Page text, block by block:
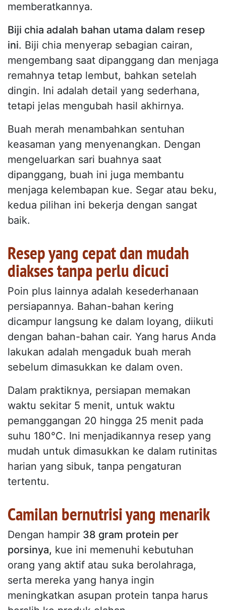
memberatkannya.
Biji chia adalah bahan utama dalam resep
ini. Biji chia menyerap sebagian cairan,
mengembang saat dipanggang dan menjaga
remahnya tetap lembut, bahkan setelah
dingin. Ini adalah detail yang sederhana,
tetapi jelas mengubah hasil akhirnya.
Buah merah menambahkan sentuhan
keasaman yang menyenangkan. Dengan
mengeluarkan sari buahnya saat
dipanggang, buah ini juga membantu
menjaga kelembapan kue. Segar atau beku,
kedua pilihan ini bekerja dengan sangat
baik.
Resep yang cepat dan mudah
diakses tanpa perlu dicuci
Poin plus lainnya adalah kesederhanaan
persiapannya. Bahan-bahan kering
dicampur langsung ke dalam loyang, diikuti
dengan bahan-bahan cair. Yang harus Anda
lakukan adalah mengaduk buah merah
sebelum dimasukkan ke dalam oven.
Dalam praktiknya, persiapan memakan
waktu sekitar 5 menit, untuk waktu
pemanggangan 20 hingga 25 menit pada
suhu 180°C. Ini menjadikannya resep yang
mudah untuk dimasukkan ke dalam rutinitas
harian yang sibuk, tanpa pengaturan
tertentu.
Camilan bernutrisi yang menarik
Dengan hampir 38 gram protein per
porsinya, kue ini memenuhi kebutuhan
orang yang aktif atau suka berolahraga,
serta mereka yang hanya ingin
meningkatkan asupan protein tanpa harus